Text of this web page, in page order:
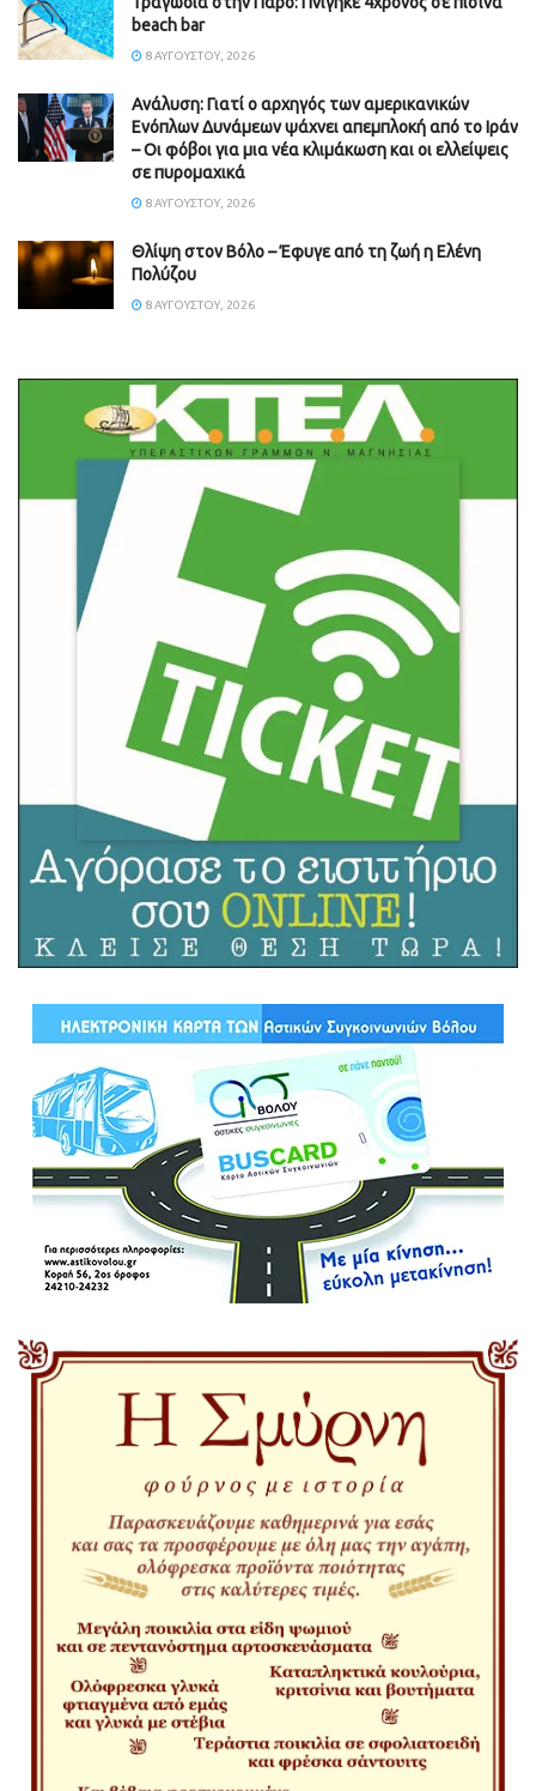
beach bar
8 ΑΥΓΟΎΣΤΟΥ, 2026
Ανάλυση: Γιατί ο αρχηγός των αμερικανικών
Ενόπλων Δυνάμεων ψάχνει απεμπλοκή από το Ιράν
– Οι φόβοι για μια νέα κλιμάκωση και οι ελλείψεις
σε πυρομαχικά
8 ΑΥΓΟΎΣΤΟΥ, 2026
Θλίψη στον Βόλο – Έφυγε από τη ζωή η Ελένη
Πολύζου
8 ΑΥΓΟΎΣΤΟΥ, 2026